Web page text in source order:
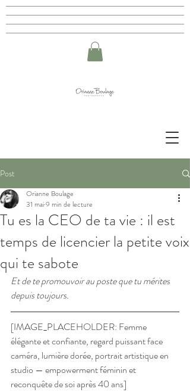
Post
Tu es la CEO de ta vie : il est
temps de licencier la petite voix
qui te sabote
Orianne Boulage
31 mai9 min de lecture
Et de te promouvoir au poste que tu mérites
depuis toujours.
[IMAGE_PLACEHOLDER: Femme
élégante et confiante, regard puissant face
caméra, lumière dorée, portrait artistique en
studio — empowerment féminin et
reconquête de soi après 40 ans]